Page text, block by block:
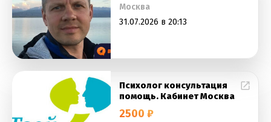
Москва
31.07.2026 в 20:13
Психолог консультация
помощь. Кабинет Москва
2500 ₽